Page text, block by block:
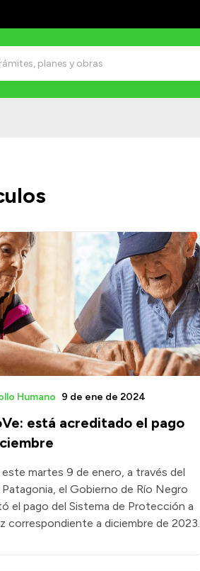
está acreditado el pago
Humano 9 de ene de 2024
este martes 9 de enero, a través del
el Gobierno de Río Negro
el pago del Sistema de Protección a
correspondiente a diciembre de 2023.